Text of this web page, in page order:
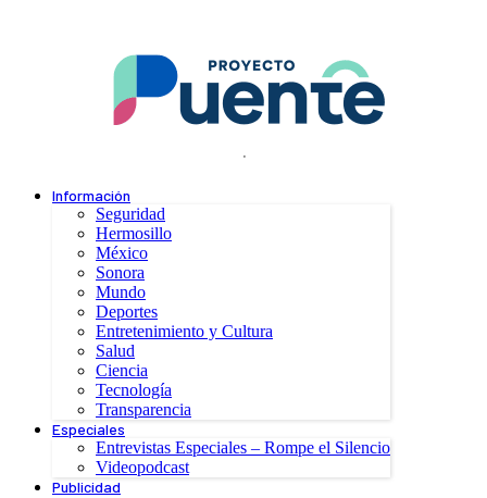
.
Información
Seguridad
Hermosillo
México
Sonora
Mundo
Deportes
Entretenimiento y Cultura
Salud
Ciencia
Tecnología
Transparencia
Especiales
Entrevistas Especiales – Rompe el Silencio
Videopodcast
Publicidad